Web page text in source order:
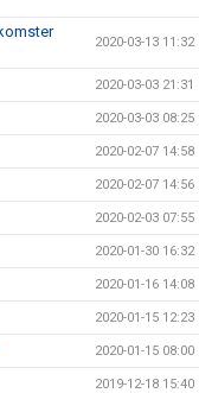
2020-03-13 11:32
2020-03-03 21:31
2020-03-03 08:25
2020-02-07 14:58
2020-02-07 14:56
2020-02-03 07:55
2020-01-30 16:32
2020-01-16 14:08
2020-01-15 12:23
2020-01-15 08:00
2019-12-18 15:40